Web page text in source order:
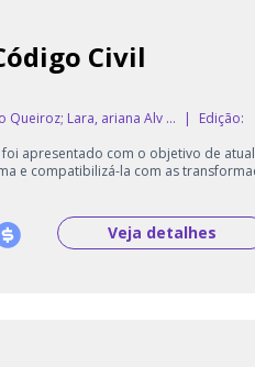
Civil
Queiroz; Lara, ariana Alv ... |
Edição:
apresentado com o objetivo de
e compatibilizá-la com as
Veja detalhes